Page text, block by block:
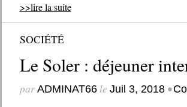
>>lire la suite
SOCIÉTÉ
Le Soler : déjeuner
par ADMINAT66le Juil 3, 2018 •